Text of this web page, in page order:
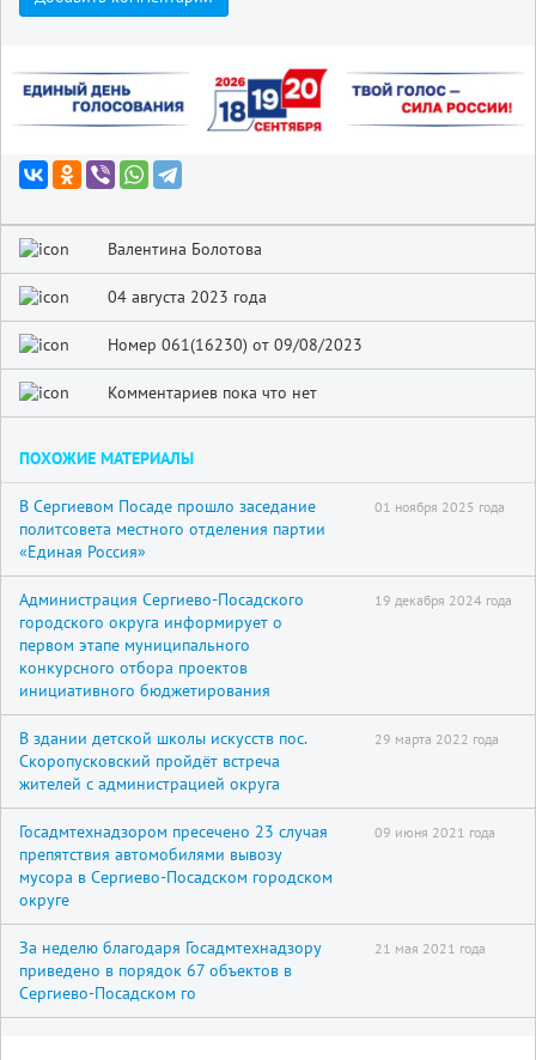
Валентина Болотова
04 августа 2023 года
Номер 061(16230) от 09/08/2023
Комментариев пока что нет
ПОХОЖИЕ МАТЕРИАЛЫ
В Сергиевом Посаде прошло заседание
политсовета местного отделения партии
«Единая Россия»
01 ноября 2025 года
Администрация Сергиево-Посадского
городского округа информирует о
первом этапе муниципального
конкурсного отбора проектов
инициативного бюджетирования
19 декабря 2024 года
В здании детской школы искусств пос.
Скоропусковский пройдёт встреча
жителей с администрацией округа
29 марта 2022 года
Госадмтехнадзором пресечено 23 случая
препятствия автомобилями вывозу
мусора в Сергиево-Посадском городском
округе
09 июня 2021 года
За неделю благодаря Госадмтехнадзору
приведено в порядок 67 объектов в
Сергиево-Посадском го
21 мая 2021 года